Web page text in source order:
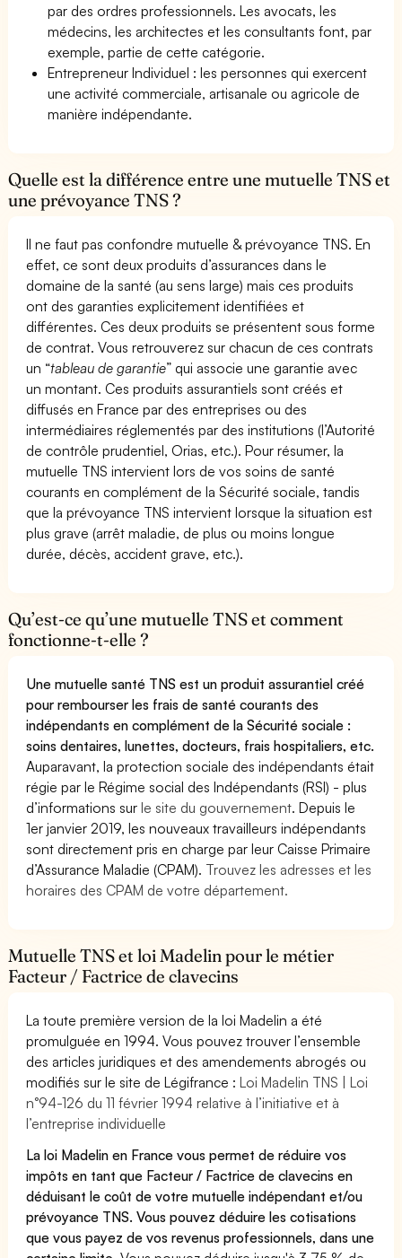
par des ordres professionnels. Les avocats, les
médecins, les architectes et les consultants font, par
exemple, partie de cette catégorie.
Entrepreneur Individuel : les personnes qui exercent
une activité commerciale, artisanale ou agricole de
manière indépendante.
Quelle est la différence entre une mutuelle TNS et
une prévoyance TNS ?
Il ne faut pas confondre mutuelle & prévoyance TNS. En
effet, ce sont deux produits d’assurances dans le
domaine de la santé (au sens large) mais ces produits
ont des garanties explicitement identifiées et
différentes. Ces deux produits se présentent sous forme
de contrat. Vous retrouverez sur chacun de ces contrats
un “tableau de garantie” qui associe une garantie avec
un montant. Ces produits assurantiels sont créés et
diffusés en France par des entreprises ou des
intermédiaires réglementés par des institutions (l’Autorité
de contrôle prudentiel, Orias, etc.). Pour résumer, la
mutuelle TNS intervient lors de vos soins de santé
courants en complément de la Sécurité sociale, tandis
que la prévoyance TNS intervient lorsque la situation est
plus grave (arrêt maladie, de plus ou moins longue
durée, décès, accident grave, etc.).
Qu’est-ce qu’une mutuelle TNS et comment
fonctionne-t-elle ?
Une mutuelle santé TNS est un produit assurantiel créé
pour rembourser les frais de santé courants des
indépendants en complément de la Sécurité sociale :
soins dentaires, lunettes, docteurs, frais hospitaliers, etc.
Auparavant, la protection sociale des indépendants était
régie par le Régime social des Indépendants (RSI) - plus
d’informations surle site du gouvernement. Depuis le
1er janvier 2019, les nouveaux travailleurs indépendants
sont directement pris en charge par leur Caisse Primaire
d’Assurance Maladie (CPAM). Trouvez les adresses et les
horaires des CPAM de votre département.
Mutuelle TNS et loi Madelin pour le métier
Facteur / Factrice de clavecins
La toute première version de la loi Madelin a été
promulguée en 1994. Vous pouvez trouver l’ensemble
des articles juridiques et des amendements abrogés ou
modifiés sur le site de Légifrance :Loi Madelin TNS | Loi
n°94-126 du 11 février 1994 relative à l’initiative et à
l’entreprise individuelle
La loi Madelin en France vous permet de réduire vos
impôts en tant que Facteur / Factrice de clavecins en
déduisant le coût de votre mutuelle indépendant et/ou
prévoyance TNS. Vous pouvez déduire les cotisations
que vous payez de vos revenus professionnels, dans une